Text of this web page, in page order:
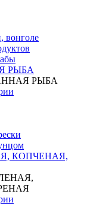
вонголе
РЫБА
РЫБА
КОПЧЕНАЯ,